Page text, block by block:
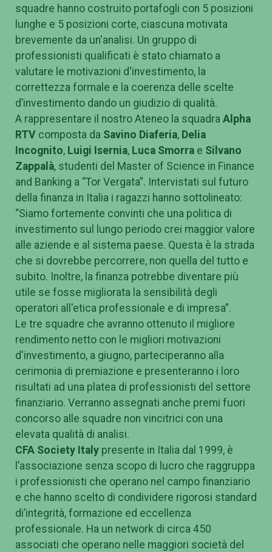
squadre hanno costruito portafogli con 5 posizioni
lunghe e 5 posizioni corte, ciascuna motivata
brevemente da un'analisi. Un gruppo di
professionisti qualificati è stato chiamato a
valutare le motivazioni d'investimento, la
correttezza formale e la coerenza delle scelte
d’investimento dando un giudizio di qualità.
A rappresentare il nostro Ateneo la squadra Alpha
RTV composta da Savino Diaferia, Delia
Incognito, Luigi Isernia, Luca Smorra e Silvano
Zappalà, studenti del Master of Science in Finance
and Banking a “Tor Vergata”. Intervistati sul futuro
della finanza in Italia i ragazzi hanno sottolineato:
“Siamo fortemente convinti che una politica di
investimento sul lungo periodo crei maggior valore
alle aziende e al sistema paese. Questa è la strada
che si dovrebbe percorrere, non quella del tutto e
subito. Inoltre, la finanza potrebbe diventare più
utile se fosse migliorata la sensibilità degli
operatori all'etica professionale e di impresa”.
Le tre squadre che avranno ottenuto il migliore
rendimento netto con le migliori motivazioni
d'investimento, a giugno, parteciperanno alla
cerimonia di premiazione e presenteranno i loro
risultati ad una platea di professionisti del settore
finanziario. Verranno assegnati anche premi fuori
concorso alle squadre non vincitrici con una
elevata qualità di analisi.
CFA Society Italy presente in Italia dal 1999, è
l’associazione senza scopo di lucro che raggruppa
i professionisti che operano nel campo finanziario
e che hanno scelto di condividere rigorosi standard
di’integrità, formazione ed eccellenza
professionale. Ha un network di circa 450
associati che operano nelle maggiori società del